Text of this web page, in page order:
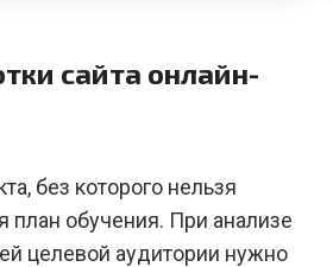
сайта онлайн-
без которого нельзя
план обучения. При анализе
целевой аудитории нужно